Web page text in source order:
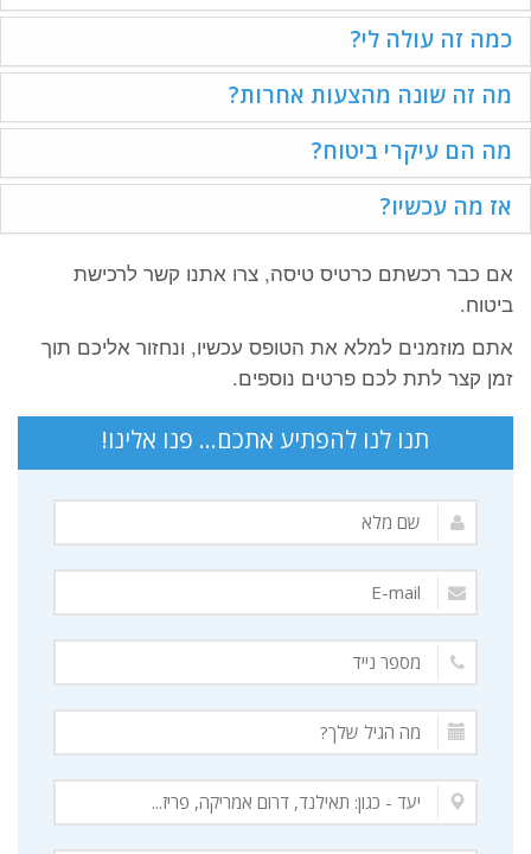
כמה זה עולה לי?
מה זה שונה מהצעות אחרות?
מה הם עיקרי ביטוח?
אז מה עכשיו?
אם כבר רכשתם כרטיס טיסה, צרו אתנו קשר לרכישת
ביטוח.
אתם מוזמנים למלא את הטופס עכשיו, ונחזור אליכם תוך
זמן קצר לתת לכם פרטים נוספים.
תנו לנו להפתיע אתכם... פנו אלינו!